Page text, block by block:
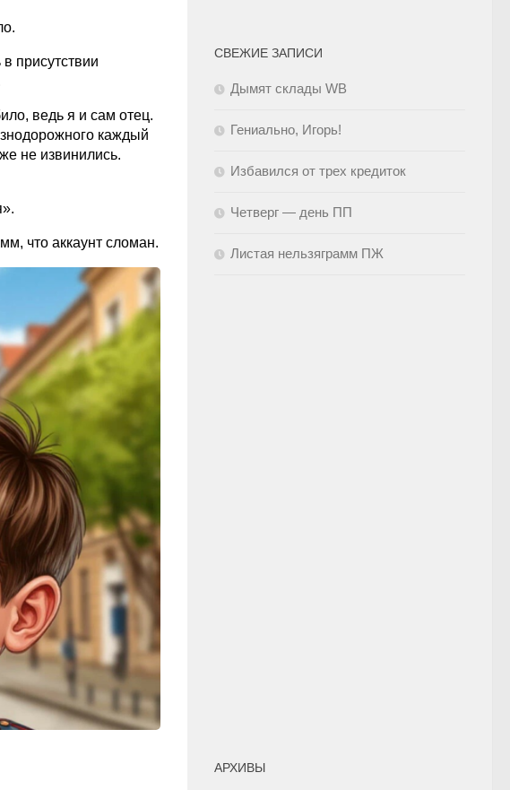
присутствии
ведь я и сам отец.
каждый
не извинились.
что аккаунт сломан.
СВЕЖИЕ ЗАПИСИ
Дымят склады WB
Гениально, Игорь!
Избавился от трех кредиток
Четверг — день ПП
Листая нельзяграмм ПЖ
АРХИВЫ